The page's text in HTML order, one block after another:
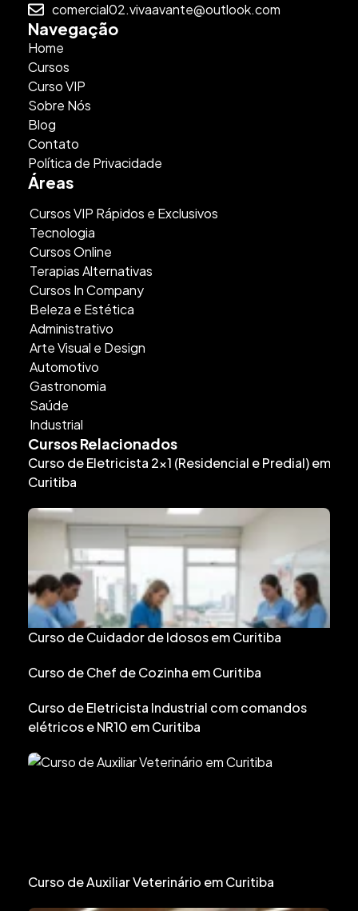
comercial02.vivaavante@outlook.com
Navegação
Home
Cursos
Curso VIP
Sobre Nós
Blog
Contato
Política de Privacidade
Áreas
Cursos VIP Rápidos e Exclusivos
Tecnologia
Cursos Online
Terapias Alternativas
Cursos In Company
Beleza e Estética
Administrativo
Arte Visual e Design
Automotivo
Gastronomia
Saúde
Industrial
Cursos Relacionados
Curso de Eletricista 2×1 (Residencial e Predial) em
Curitiba
Curso de Cuidador de Idosos em Curitiba
Curso de Chef de Cozinha em Curitiba
Curso de Eletricista Industrial com comandos
elétricos e NR10 em Curitiba
Curso de Auxiliar Veterinário em Curitiba